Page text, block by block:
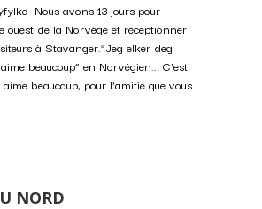
Nous avons 13 jours pour
ouest de la Norvège et réceptionner
à Stavanger.“Jeg elker deg
beaucoup” en Norvégien... C'est
beaucoup, pour l'amitié que vous
NORD